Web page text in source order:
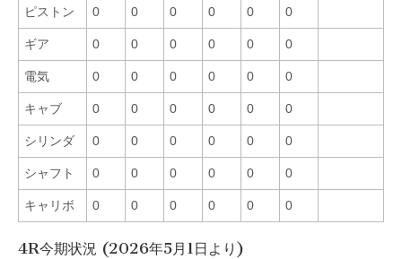
ピストン 0 0 0 0 0 0
ギア 0 0 0 0 0 0
電気 0 0 0 0 0 0
キャブ 0 0 0 0 0 0
シリンダ 0 0 0 0 0 0
シャフト 0 0 0 0 0 0
キャリボ 0 0 0 0 0 0
4R今期状況 (2026年5月1日より)